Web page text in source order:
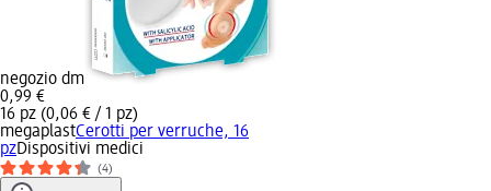
negozio dm
0,99 €
16 pz (0,06 € / 1 pz)
megaplastCerotti per verruche, 16
pzDispositivi medici
(4)